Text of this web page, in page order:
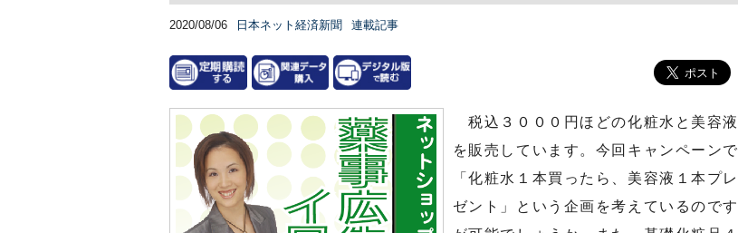
2020/08/06 日本ネット経済新聞 連載記事
税込３０００円ほどの化粧水と美容液
を販売しています。今回キャンペーンで
「化粧水１本買ったら、美容液１本プレ
ゼント」という企画を考えているのです